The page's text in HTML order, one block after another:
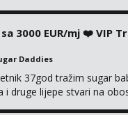
3000 EUR/mj ❤️ VIP
Daddies
37god tražim sugar
i druge lijepe stvari na